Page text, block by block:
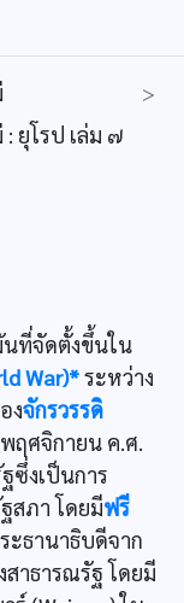
>
ยุโรป เล่ม ๗
นที่จัดตั้งขึ้นใน
War)*ระหว่าง
งจักรวรรดิ
ฤศจิกายน ค.ศ.
ซึ่งเป็นการ
สภา โดยมีฟรี
ะธานาธิบดีจาก
าธารณรัฐ โดยมี